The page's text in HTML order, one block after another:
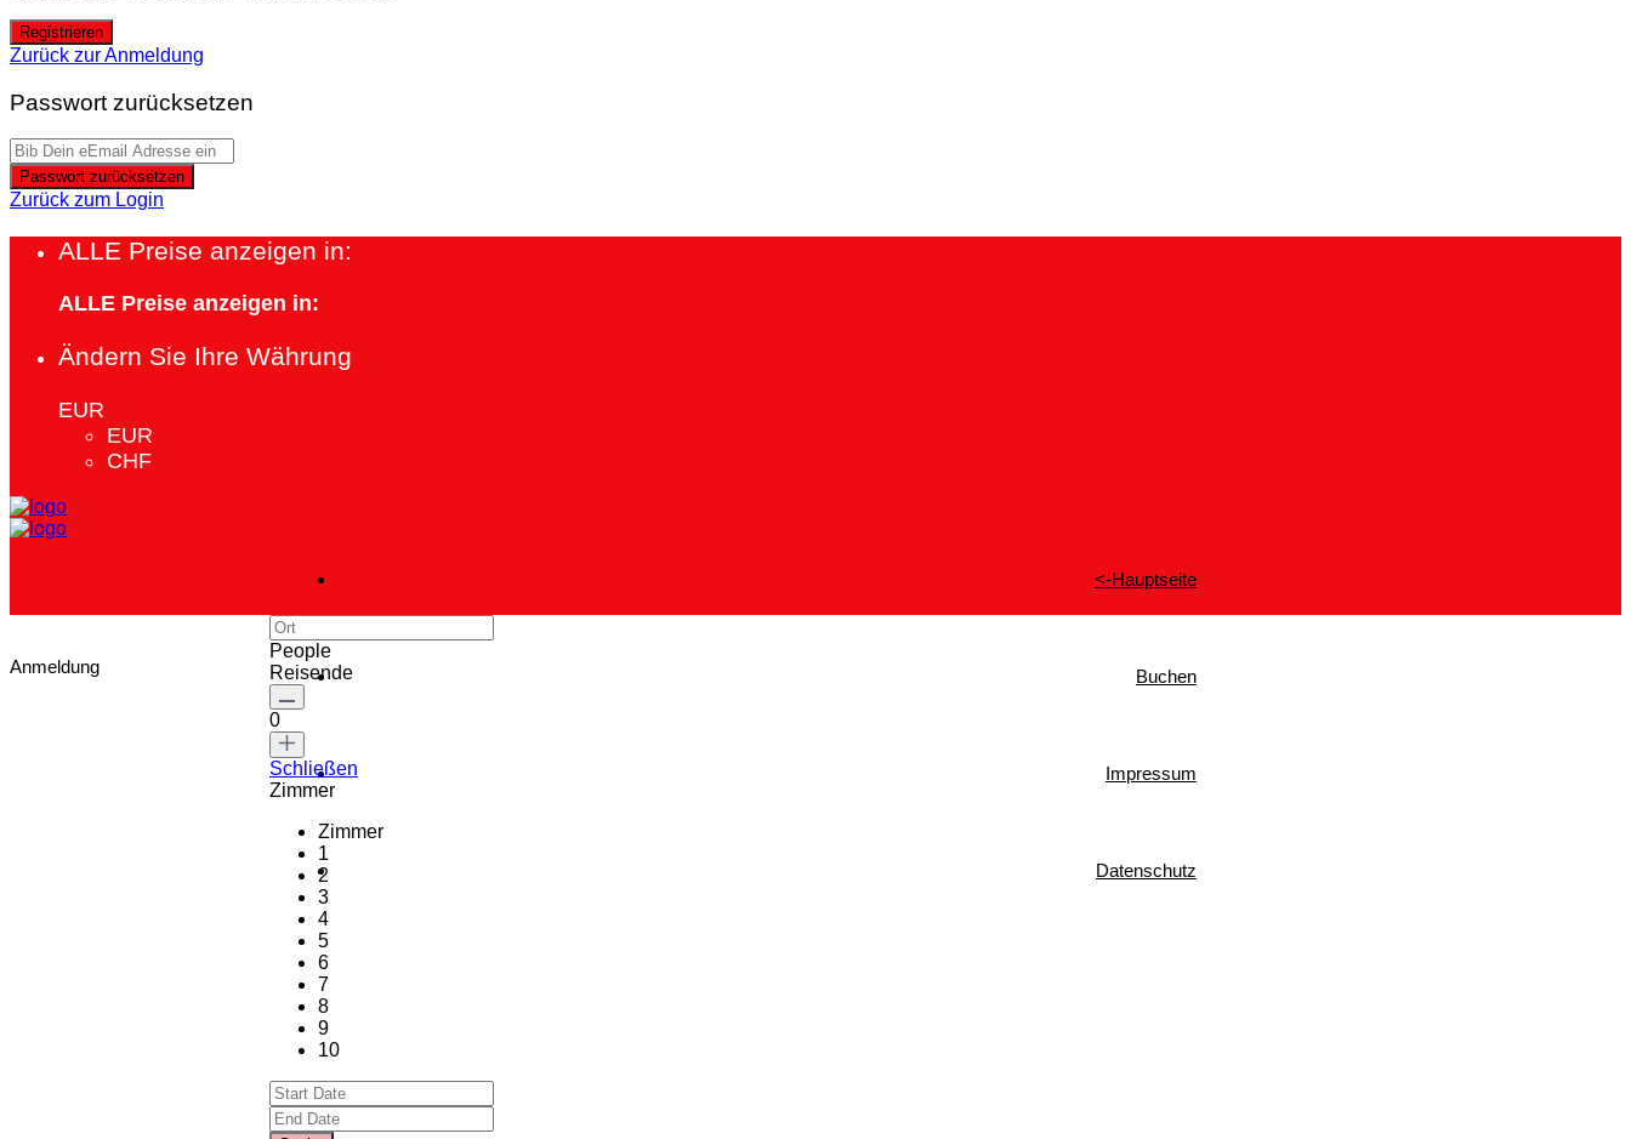
Registrieren
Zurück zur Anmeldung
Passwort zurücksetzen
Passwort zurücksetzen
Zurück zum Login
ALLE Preise anzeigen in:
ALLE Preise anzeigen in:
Ändern Sie Ihre Währung
EUR
EUR
CHF
<-Hauptseite
Buchen
Impressum
Datenschutz
Anmeldung
People
Reisende
0
Schließen
Zimmer
Zimmer
1
2
3
4
5
6
7
8
9
10